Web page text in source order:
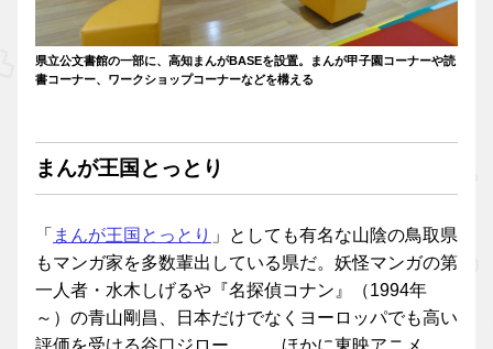
県立公文書館の一部に、高知まんがBASEを設置。まんが甲子園コーナーや読
書コーナー、ワークショップコーナーなどを構える
まんが王国とっとり
「 まんが王国とっとり 」としても有名な山陰の鳥取県
もマンガ家を多数輩出している県だ。妖怪マンガの第
一人者・水木しげるや『名探偵コナン』（1994年
～）の青山剛昌、日本だけでなくヨーロッパでも高い